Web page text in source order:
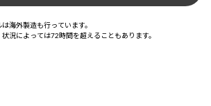
海外製造も行っています。
況によっては72時間を超えることもあります。